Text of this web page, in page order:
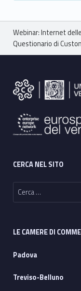
Breadcrumbs navigation
Webinar: Internet
Questionario di
CERCA NEL SITO
Ricerca per:
LE CAMERE DI
Padova
Treviso-Belluno